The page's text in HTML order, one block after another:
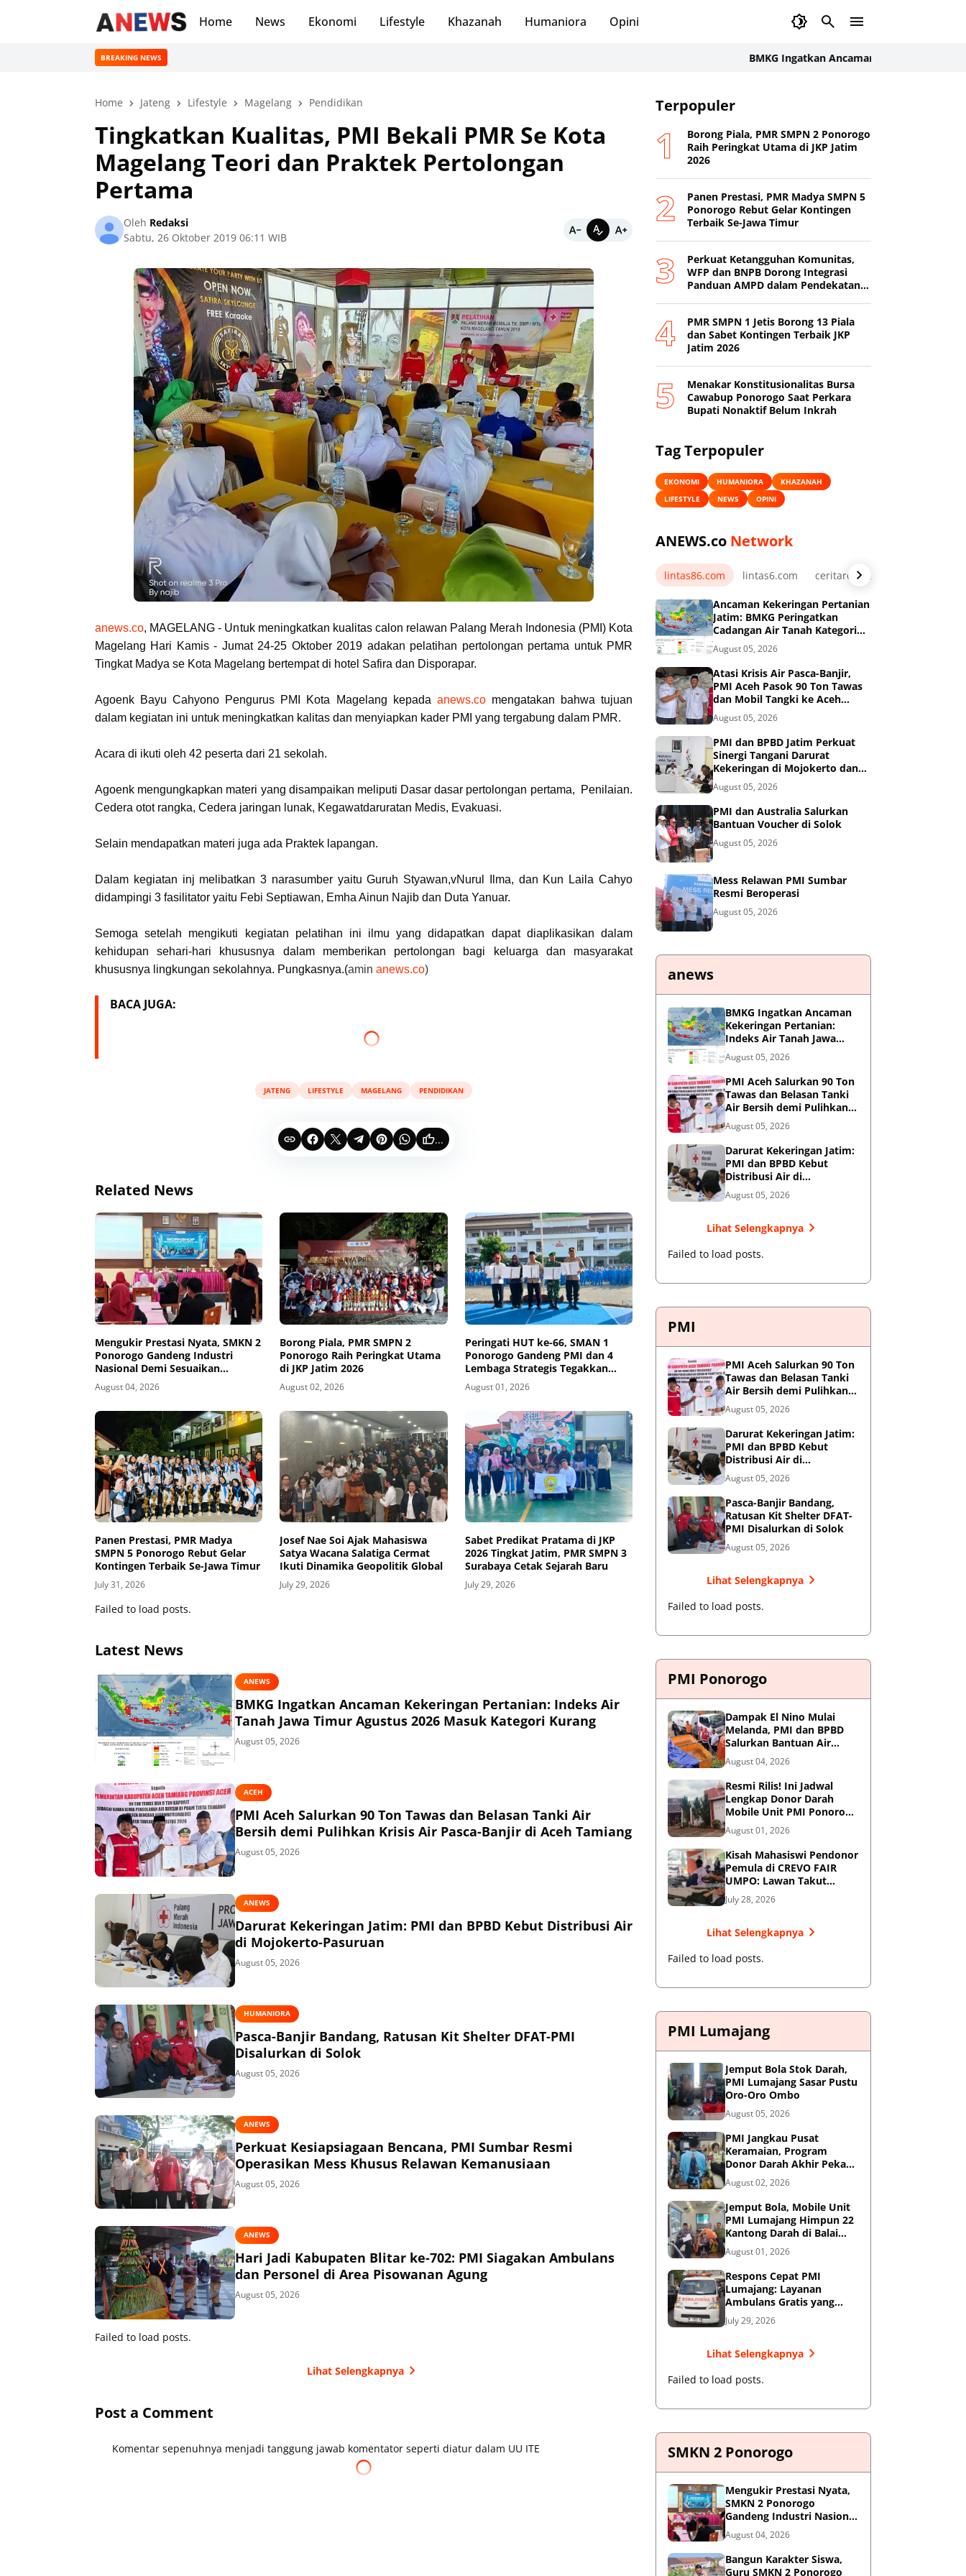
Home News Ekonomi Lifestyle Khazanah Humaniora Opini
BREAKING NEWS BMKG Ingatkan Ancaman Kekeringan Pertanian:
Home Jateng Lifestyle Magelang Pendidikan
Tingkatkan Kualitas, PMI Bekali PMR Se Kota
Magelang Teori dan Praktek Pertolongan
Pertama
Oleh Redaksi
Sabtu, 26 Oktober 2019 06:11 WIB
anews.co, MAGELANG - Untuk meningkatkan kualitas calon relawan Palang Merah Indonesia (PMI) Kota
Magelang Hari Kamis - Jumat 24-25 Oktober 2019 adakan pelatihan pertolongan pertama untuk PMR
Tingkat Madya se Kota Magelang bertempat di hotel Safira dan Disporapar.
Agoenk Bayu Cahyono Pengurus PMI Kota Magelang kepada anews.comengatakan bahwa tujuan
dalam kegiatan ini untuk meningkatkan kalitas dan menyiapkan kader PMI yang tergabung dalam PMR.
Acara di ikuti oleh 42 peserta dari 21 sekolah.
Agoenk mengungkapkan materi yang disampaikan meliputi Dasar dasar pertolongan pertama, Penilaian.
Cedera otot rangka, Cedera jaringan lunak, Kegawatdaruratan Medis, Evakuasi.
Selain mendapatkan materi juga ada Praktek lapangan.
Dalam kegiatan inj melibatkan 3 narasumber yaitu Guruh Styawan,vNurul Ilma, dan Kun Laila Cahyo
didampingi 3 fasilitator yaitu Febi Septiawan, Emha Ainun Najib dan Duta Yanuar.
Semoga setelah mengikuti kegiatan pelatihan ini ilmu yang didapatkan dapat diaplikasikan dalam
kehidupan sehari-hari khususnya dalam memberikan pertolongan bagi keluarga dan masyarakat
khususnya lingkungan sekolahnya. Pungkasnya.(amin anews.co)
BACA JUGA:
JATENG LIFESTYLE MAGELANG PENDIDIKAN
...
Related News
Mengukir Prestasi Nyata, SMKN 2
Ponorogo Gandeng Industri
Nasional Demi Sesuaikan
Kurikulum dengan Kebutuhan
Dunia Kerja
August 04, 2026
Borong Piala, PMR SMPN 2
Ponorogo Raih Peringkat Utama
di JKP Jatim 2026
August 02, 2026
Peringati HUT ke-66, SMAN 1
Ponorogo Gandeng PMI dan 4
Lembaga Strategis Tegakkan
Sekolah Berintegritas, Sesmenko
Dorong Sinergi Alumni Nasional
August 01, 2026
Panen Prestasi, PMR Madya
SMPN 5 Ponorogo Rebut Gelar
Kontingen Terbaik Se-Jawa Timur
July 31, 2026
Josef Nae Soi Ajak Mahasiswa
Satya Wacana Salatiga Cermat
Ikuti Dinamika Geopolitik Global
July 29, 2026
Sabet Predikat Pratama di JKP
2026 Tingkat Jatim, PMR SMPN 3
Surabaya Cetak Sejarah Baru
July 29, 2026
Failed to load posts.
Latest News
ANEWS
BMKG Ingatkan Ancaman Kekeringan Pertanian: Indeks Air
Tanah Jawa Timur Agustus 2026 Masuk Kategori Kurang
August 05, 2026
ACEH
PMI Aceh Salurkan 90 Ton Tawas dan Belasan Tanki Air
Bersih demi Pulihkan Krisis Air Pasca-Banjir di Aceh Tamiang
August 05, 2026
ANEWS
Darurat Kekeringan Jatim: PMI dan BPBD Kebut Distribusi Air
di Mojokerto-Pasuruan
August 05, 2026
HUMANIORA
Pasca-Banjir Bandang, Ratusan Kit Shelter DFAT-PMI
Disalurkan di Solok
August 05, 2026
ANEWS
Perkuat Kesiapsiagaan Bencana, PMI Sumbar Resmi
Operasikan Mess Khusus Relawan Kemanusiaan
August 05, 2026
ANEWS
Hari Jadi Kabupaten Blitar ke-702: PMI Siagakan Ambulans
dan Personel di Area Pisowanan Agung
August 05, 2026
Failed to load posts.
Lihat Selengkapnya
Post a Comment
Komentar sepenuhnya menjadi tanggung jawab komentator seperti diatur dalam UU ITE
Terpopuler
Borong Piala, PMR SMPN 2 Ponorogo
Raih Peringkat Utama di JKP Jatim
2026
Panen Prestasi, PMR Madya SMPN 5
Ponorogo Rebut Gelar Kontingen
Terbaik Se-Jawa Timur
Perkuat Ketangguhan Komunitas,
WFP dan BNPB Dorong Integrasi
Panduan AMPD dalam Pendekatan
PMR SMPN 1 Jetis Borong 13 Piala
dan Sabet Kontingen Terbaik JKP
Jatim 2026
Menakar Konstitusionalitas Bursa
Cawabup Ponorogo Saat Perkara
Bupati Nonaktif Belum Inkrah
Tag Terpopuler
EKONOMI HUMANIORA
KHAZANAH
LIFESTYLE
NEWS OPINI
ANEWS.co Network
lintas86.com lintas6.com ceritarelawan.my.id
Ancaman Kekeringan Pertanian
Jatim: BMKG Peringatkan
Cadangan Air Tanah Kategori
Kurang
August 05, 2026
Atasi Krisis Air Pasca-Banjir,
PMI Aceh Pasok 90 Ton Tawas
dan Mobil Tangki ke Aceh
Tamiang
August 05, 2026
PMI dan BPBD Jatim Perkuat
Sinergi Tangani Darurat
Kekeringan di Mojokerto dan
Pasuruan
August 05, 2026
PMI dan Australia Salurkan
Bantuan Voucher di Solok
August 05, 2026
Mess Relawan PMI Sumbar
Resmi Beroperasi
August 05, 2026
anews
BMKG Ingatkan Ancaman
Kekeringan Pertanian:
Indeks Air Tanah Jawa
Timur Agustus 2026
Masuk Kategori Kurang
August 05, 2026
PMI Aceh Salurkan 90 Ton
Tawas dan Belasan Tanki
Air Bersih demi Pulihkan
Krisis Air Pasca-Banjir di
Aceh Tamiang
August 05, 2026
Darurat Kekeringan Jatim:
PMI dan BPBD Kebut
Distribusi Air di
Mojokerto-Pasuruan
August 05, 2026
Lihat Selengkapnya
Failed to load posts.
PMI
PMI Aceh Salurkan 90 Ton
Tawas dan Belasan Tanki
Air Bersih demi Pulihkan
Krisis Air Pasca-Banjir di
Aceh Tamiang
August 05, 2026
Darurat Kekeringan Jatim:
PMI dan BPBD Kebut
Distribusi Air di
Mojokerto-Pasuruan
August 05, 2026
Pasca-Banjir Bandang,
Ratusan Kit Shelter DFAT-
PMI Disalurkan di Solok
August 05, 2026
Lihat Selengkapnya
Failed to load posts.
PMI Ponorogo
Dampak El Nino Mulai
Melanda, PMI dan BPBD
Salurkan Bantuan Air
Bersih ke Desa Terdampak
di Ponorogo
August 04, 2026
Resmi Rilis! Ini Jadwal
Lengkap Donor Darah
Mobile Unit PMI Ponorogo
Agustus 2026
August 01, 2026
Kisah Mahasiswi Pendonor
Pemula di CREVO FAIR
UMPO: Lawan Takut
Jarum Suntik demi
Kemanusiaan
July 28, 2026
Lihat Selengkapnya
Failed to load posts.
PMI Lumajang
Jemput Bola Stok Darah,
PMI Lumajang Sasar Pustu
Oro-Oro Ombo
August 05, 2026
PMI Jangkau Pusat
Keramaian, Program
Donor Darah Akhir Pekan
di GM Plaza Lumajang
Disambut Antusias
August 02, 2026
Jemput Bola, Mobile Unit
PMI Lumajang Himpun 22
Kantong Darah di Balai
Desa Jatirejo Kunir
August 01, 2026
Respons Cepat PMI
Lumajang: Layanan
Ambulans Gratis yang
Wajib Diketahui Warga
July 29, 2026
Lihat Selengkapnya
Failed to load posts.
SMKN 2 Ponorogo
Mengukir Prestasi Nyata,
SMKN 2 Ponorogo
Gandeng Industri Nasional
Demi Sesuaikan
Kurikulum dengan
Kebutuhan Dunia Kerja
August 04, 2026
Bangun Karakter Siswa,
Guru SMKN 2 Ponorogo